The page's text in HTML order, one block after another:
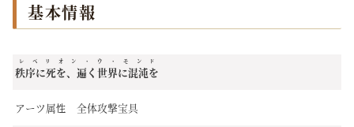
基本情報
秩序に死を、遍く世界に混沌を
レベリオン・ウ・モンド
アーツ属性 全体攻撃宝具